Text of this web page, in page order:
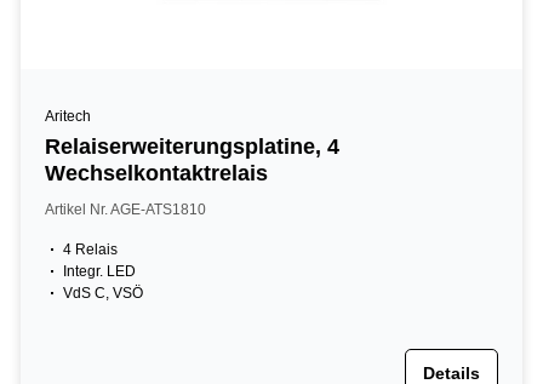
Aritech
Relaiserweiterungsplatine, 4
Wechselkontaktrelais
Artikel Nr. AGE-ATS1810
4 Relais
Integr. LED
VdS C, VSÖ
Details